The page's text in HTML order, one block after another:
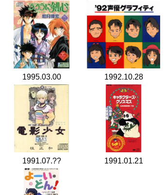
1995.03.00 1992.10.28
1991.07.?? 1991.01.21